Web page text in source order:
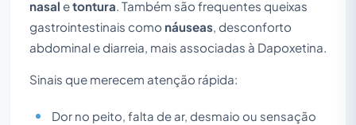
nasal etontura. Também são frequentes queixas
gastrointestinais como náuseas, desconforto
abdominal e diarreia, mais associadas à Dapoxetina.
Sinais que merecem atenção rápida:
Dor no peito, falta de ar, desmaio ou sensação